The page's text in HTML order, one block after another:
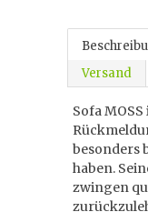
Versand
Sofa
besonders
haben.
zwingen